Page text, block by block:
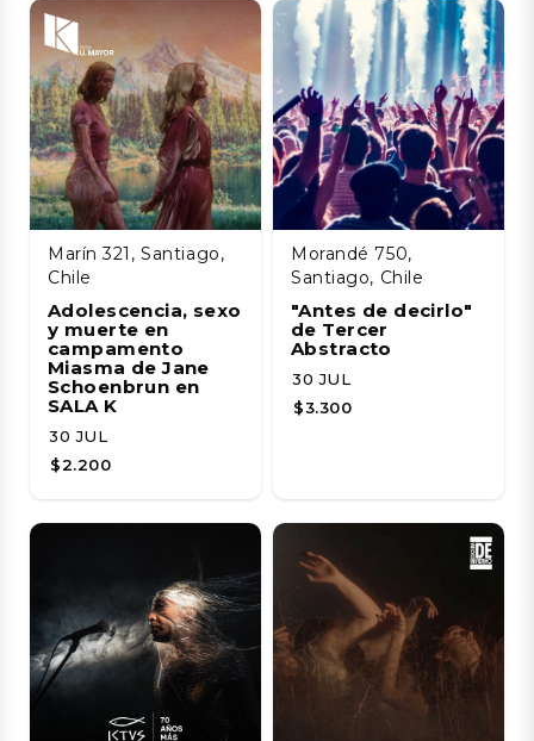
Marín 321, Santiago,
Chile
Adolescencia, sexo
y muerte en
campamento
Miasma de Jane
Schoenbrun en
SALA K
30 JUL
$2.200
Morandé 750,
Santiago, Chile
"Antes de decirlo"
de Tercer
Abstracto
30 JUL
$3.300